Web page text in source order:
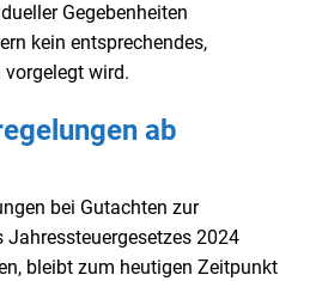
Gegebenheiten
kein entsprechendes,
wird.
ab
bei Gutachten zur
Jahressteuergesetzes 2024
bleibt zum heutigen Zeitpunkt